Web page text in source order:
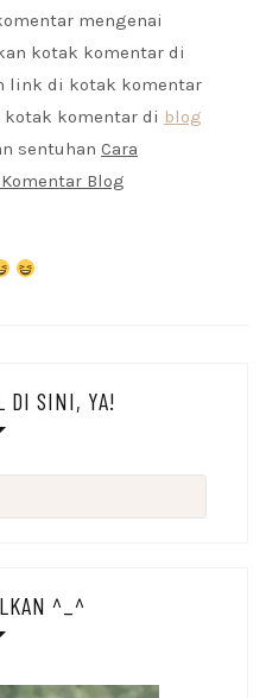
mengenai
kotak komentar di
link di kotak komentar
kotak komentar di blog
sentuhan Cara
Blog
DI SINI, YA!
^_^